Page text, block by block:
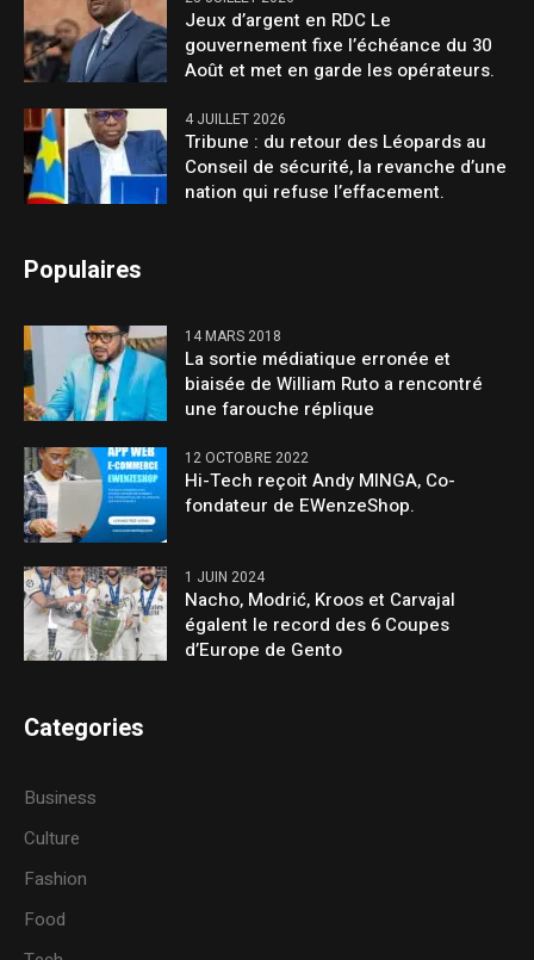
Jeux d’argent en RDC Le
gouvernement fixe l’échéance du 30
Août et met en garde les opérateurs.
4 JUILLET 2026
Tribune : du retour des Léopards au
Conseil de sécurité, la revanche d’une
nation qui refuse l’effacement.
Populaires
14 MARS 2018
La sortie médiatique erronée et
biaisée de William Ruto a rencontré
une farouche réplique
12 OCTOBRE 2022
Hi-Tech reçoit Andy MINGA, Co-
fondateur de EWenzeShop.
1 JUIN 2024
Nacho, Modrić, Kroos et Carvajal
égalent le record des 6 Coupes
d’Europe de Gento
Categories
Business
Culture
Fashion
Food